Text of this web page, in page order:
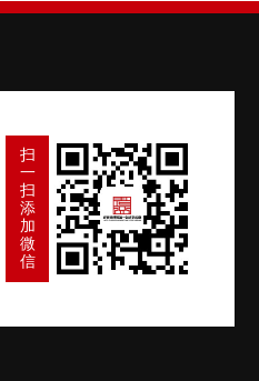
扫
一
扫
添
加
微
信